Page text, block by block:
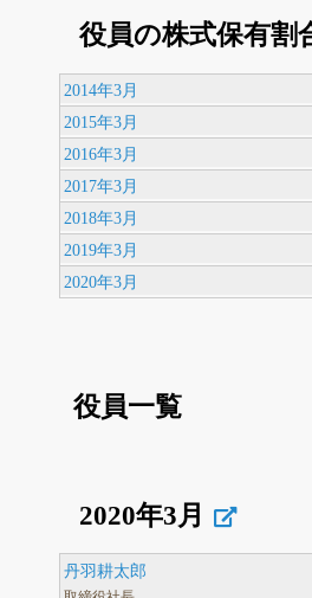
役員の株式保有割
2014年3月
2015年3月
2016年3月
2017年3月
2018年3月
2019年3月
2020年3月
役員一覧
2020年3月
丹羽耕太郎